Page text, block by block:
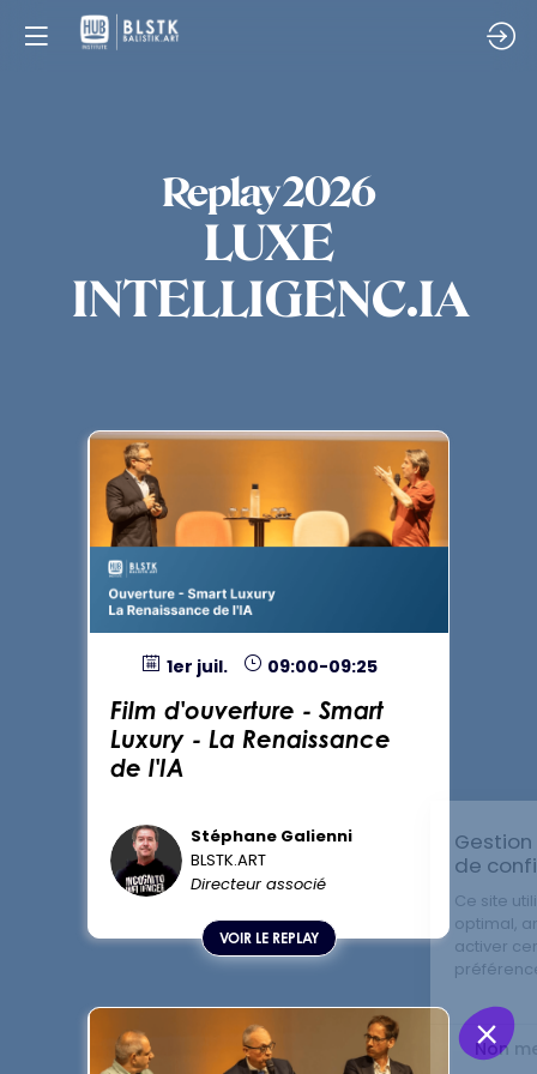
Replay 2026
LUXE
INTELLIGENC.IA
1er juil. 09:00-09:25
Film d'ouverture - Smart
Luxury - La Renaissance
de l'IA
SG Stéphane Galienni
BLSTK.ART
Directeur associé
VOIR LE REPLAY